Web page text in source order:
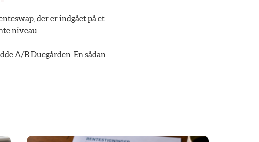
der er indgået på et
niveau.
A/B Duegården. En sådan